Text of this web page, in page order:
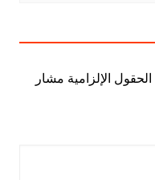
الحقول الإلزامية مشار